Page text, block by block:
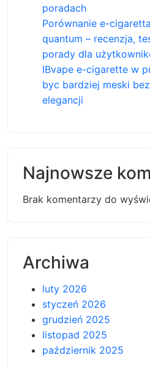
poradach
Porównanie e-
quantum – recenzja,
porady dla
IBvape e-cigarette w
byc bardziej meski
elegancji
Najnowsze
Brak komentarzy do
Archiwa
luty 2026
styczeń 2026
grudzień 2025
listopad 2025
październik 2025